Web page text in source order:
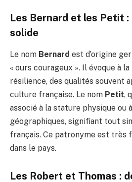
Les Bernard et les Petit
solide
Le nom Bernard est d’origine
« ours courageux ». Il évoque à
résilience, des qualités souvent
culture française. Le nom Petit,
associé à la stature physique ou
géographiques, signifiant tout
français. Ce patronyme est très
dans le pays.
Les Robert et Thomas :